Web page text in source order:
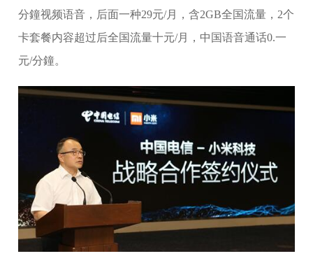
分鐘视频语音，后面一种29元/月，含2GB全国流量，2个
卡套餐内容超过后全国流量十元/月，中国语音通话0.一
元/分鐘。